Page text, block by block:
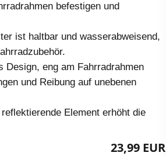
befestigen und
ist haltbar und wasserabweisend,
Design, eng am Fahrradrahmen
und Reibung auf unebenen
Element erhöht die
23,99 EUR